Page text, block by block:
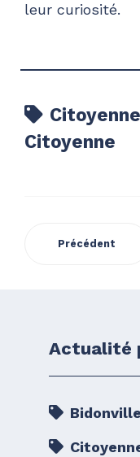
leur curiosité.
Citoyenne
Précédent
Actualité